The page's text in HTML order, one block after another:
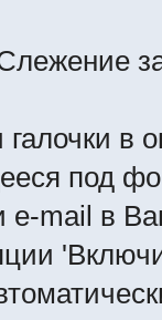
в
под
e-mail в